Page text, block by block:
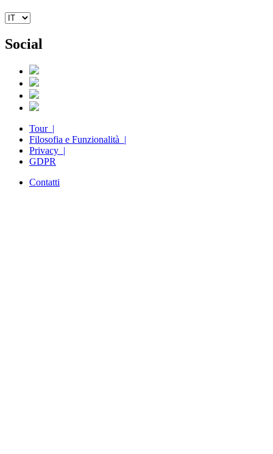
Social
Tour |
Filosofia e Funzionalità |
Privacy |
GDPR
Contatti